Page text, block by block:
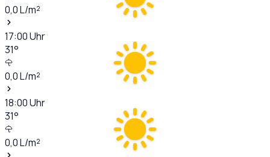
0,0L/m²
17:00Uhr
31°
0,0L/m²
18:00Uhr
31°
0,0L/m²